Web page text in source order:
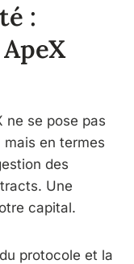
:
ne se pose pas
mais en termes
des
Une
capital.
protocole et la